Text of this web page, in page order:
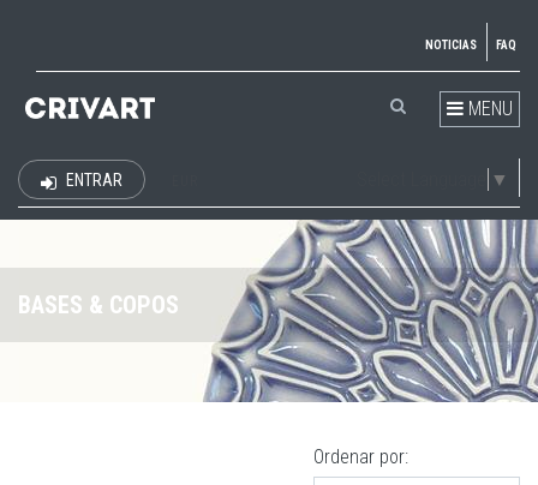
NOTICIAS FAQ
MENU
▼
ENTRAR
BASES & COPOS
Ordenar por: